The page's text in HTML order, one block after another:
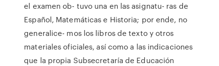
el examen ob- tuvo una en las asignatu- ras de
Español, Matemáticas e Historia; por ende, no
generalice- mos los libros de texto y otros
materiales oficiales, así como a las indicaciones
que la propia Subsecretaría de Educación